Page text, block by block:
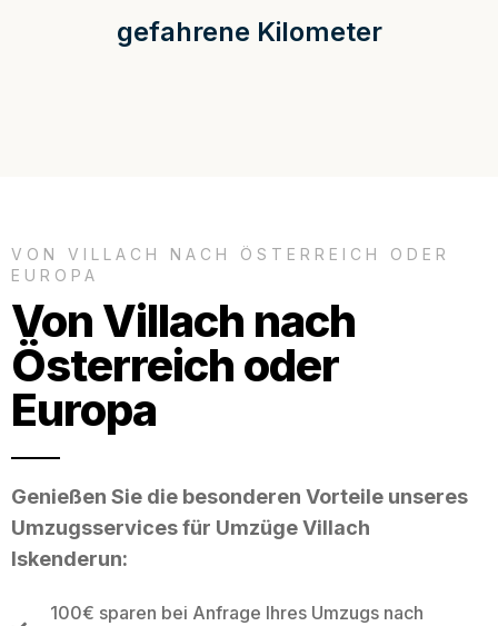
gefahrene Kilometer
VON VILLACH NACH ÖSTERREICH ODER
EUROPA
Von Villach nach
Österreich oder
Europa
Genießen Sie die besonderen Vorteile unseres
Umzugsservices für Umzüge Villach
Iskenderun:
100€ sparen bei Anfrage Ihres Umzugs nach